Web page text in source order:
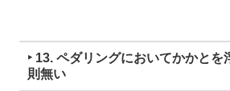
‣ 13. ペダリングにおいてかかとを
則無い